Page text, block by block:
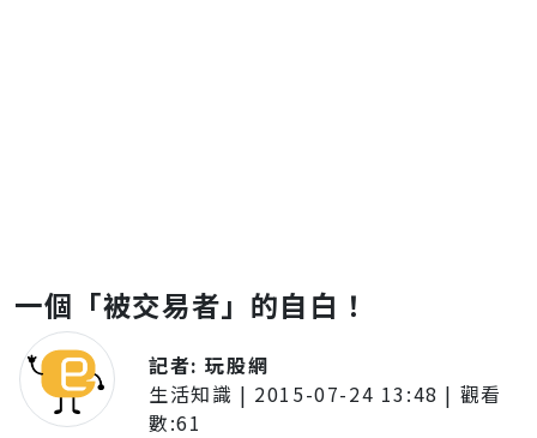
一個「被交易者」的自白！
記者:玩股網
生活知識 | 2015-07-24 13:48 | 觀看
數:61